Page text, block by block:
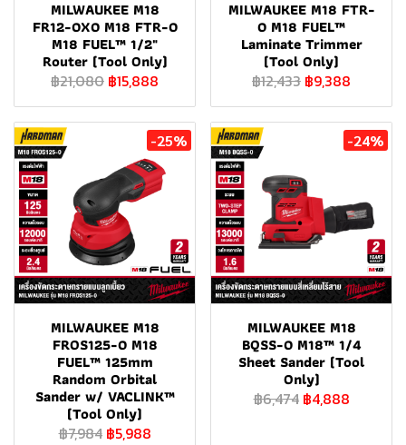
MILWAUKEE M18
FR12-0X0 M18 FTR-0
M18 FUEL™ 1/2"
Router (Tool Only)
฿21,080 ฿15,888
MILWAUKEE M18 FTR-
0 M18 FUEL™
Laminate Trimmer
(Tool Only)
฿12,433 ฿9,388
-25%
MILWAUKEE M18
FROS125-0 M18
FUEL™ 125mm
Random Orbital
Sander w/ VACLINK™
(Tool Only)
฿7,984 ฿5,988
-24%
MILWAUKEE M18
BQSS-0 M18™ 1/4
Sheet Sander (Tool
Only)
฿6,474 ฿4,888